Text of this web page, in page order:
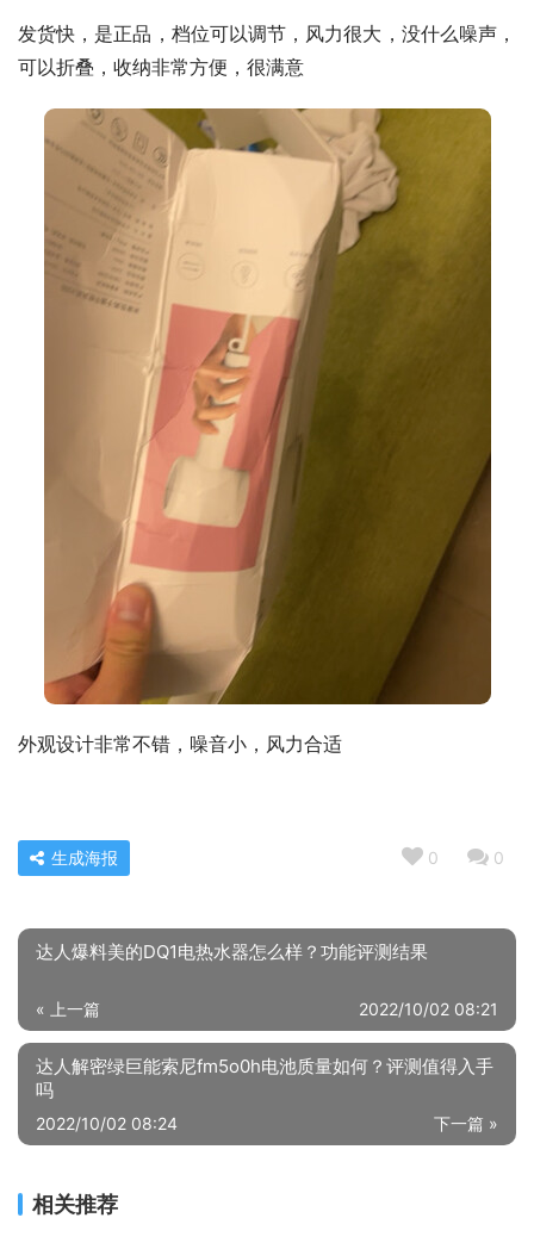
发货快，是正品，档位可以调节，风力很大，没什么噪声，
可以折叠，收纳非常方便，很满意
外观设计非常不错，噪音小，风力合适
0 0
生成海报
达人爆料美的DQ1电热水器怎么样？功能评测结果
« 上一篇 2022/10/02 08:21
达人解密绿巨能索尼fm5o0h电池质量如何？评测值得入手
吗
下一篇 »
2022/10/02 08:24
相关推荐